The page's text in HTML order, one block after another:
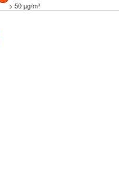
> 50 µg/m³